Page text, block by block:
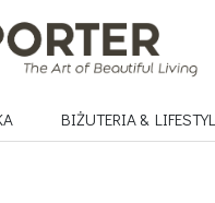
BIŻUTERIA &